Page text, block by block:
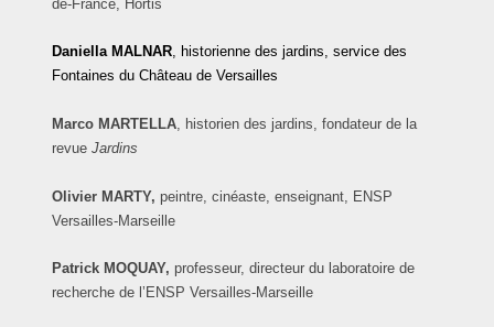
de-France, Hortis
Daniella MALNAR, historienne des jardins, service des
Fontaines du Château de Versailles
Marco MARTELLA, historien des jardins, fondateur de la
revue Jardins
Olivier MARTY, peintre, cinéaste, enseignant, ENSP
Versailles-Marseille
Patrick MOQUAY, professeur, directeur du laboratoire de
recherche de l’ENSP Versailles-Marseille